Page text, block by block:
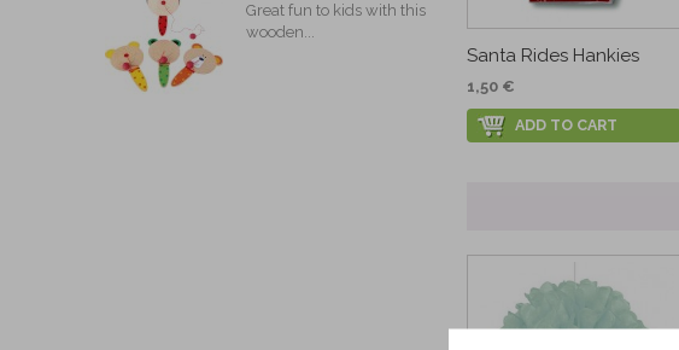
Great fun to kids with this
wooden...
Santa Rides Hankies
1,50 €
ADD TO CART